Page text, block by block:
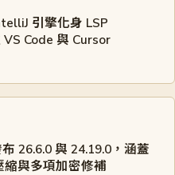
引擎化身 LSP
Code 與 Cursor
26.6.0 與 24.19.0，涵蓋
縮與多項加密修補